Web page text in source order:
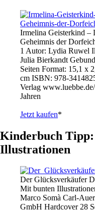
Irmelina Geisterkind –
Geheimnis der
1 Autor: Lydia Ruwel
Julia Bierkandt
Seiten Format: 15,1 x
cm ISBN: 978-
Verlag
Jahren
Jetzt kaufen*
Kinderbuch Tipp:
Illustrationen
Der Glücksverkäufer
Mit bunten
Marco Somà Carl-
GmbH Hardcover 28